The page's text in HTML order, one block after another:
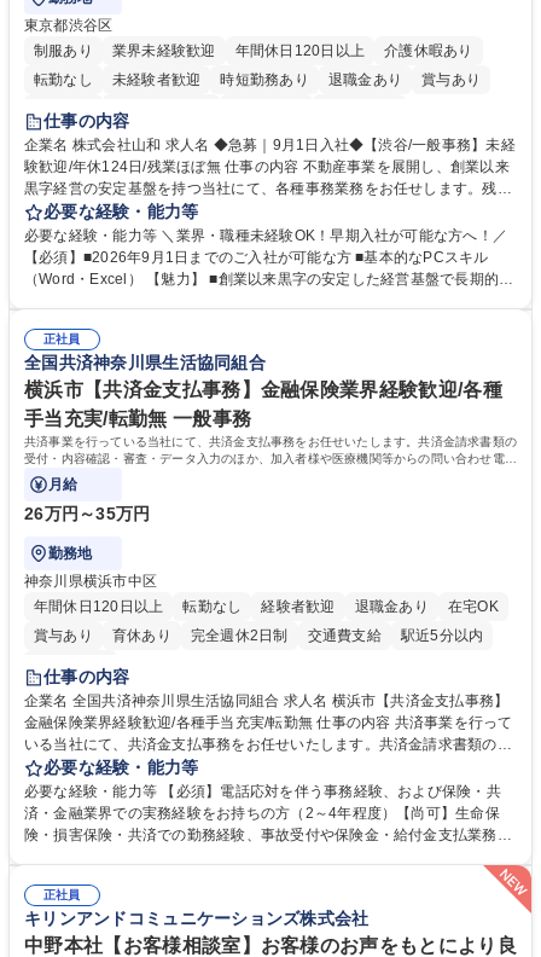
東京都渋谷区
制服あり
業界未経験歓迎 年間休日120日以上
介護休暇あり
転勤なし
未経験者歓迎 時短勤務あり 退職金あり
賞与あり
育休あり
完全週休2日制
仕事の内容
企業名 株式会社山和 求人名 ◆急募｜9月1日入社◆【渋谷/一般事務】未経
験歓迎/年休124日/残業ほぼ無 仕事の内容 不動産事業を展開し、創業以来
黒字経営の安定基盤を持つ当社にて、各種事務業務をお任せします。残業
がほぼ発生せず、連続した日程の有給取得が可能なため、WLBを整えたい
方にお勧めの環境です！ 入社後はOJTを通じて丁寧に研修を行いますの
で、事務未経験の方でも安心して臨むことができます。 【業務詳細】■電
話・来客対応 ■物件の鍵や社内の備品管理 ■データ入力や書類作成 ■契約
必要な経験・能力等
必要な経験・能力等 ＼業界・職種未経験OK！早期入社が可能な方へ！／
【必須】■2026年9月1日までのご入社が可能な方 ■基本的なPCスキル
（Word・Excel） 【魅力】 ■創業以来黒字の安定した経営基盤で長期的に
のOJTで業務を習得可能、未経験でもしっかりサポート 学歴・資格 学
歴：大学院 大学 高専 短大 語学力： 資格：
正社員
全国共済神奈川県生活協同組合
横浜市【共済金支払事務】金融保険業界経験歓迎/各種
手当充実/転勤無 一般事務
共済事業を行っている当社にて、共済金支払事務をお任せいたします。共済金請求書類の
受付・内容確認・審査・データ入力のほか、加入者様や医療機関等からの問い合わせ電話
対応や書類発送等を担当します。
月給
26万円～35万円
勤務地
神奈川県横浜市中区
年間休日120日以上
転勤なし 経験者歓迎 退職金あり
在宅OK
賞与あり
育休あり 完全週休2日制 交通費支給
駅近5分以内
土日祝休み
仕事の内容
企業名 全国共済神奈川県生活協同組合 求人名 横浜市【共済金支払事務】
金融保険業界経験歓迎/各種手当充実/転勤無 仕事の内容 共済事業を行って
いる当社にて、共済金支払事務をお任せいたします。共済金請求書類の受
付・内容確認・審査・データ入力のほか、加入者様や医療機関等からの問
い合わせ電話対応や書類発送等を担当します。 ■共済金請求書類の受付、
内容確認、および共済金支払に関する審査・事務処理業務全般を担当 ■専
用システムへのデータ入力、各種必要書類の作成・発送作業 ■加入者様や
調査の対応および業務プロセスの改善活動 【業務内容の変更範囲】当社の
指定する業務 募集職種 横浜市【共済金支払事務】金融保険業界経験歓迎/
各種手当充実/転勤無
必要な経験・能力等
必要な経験・能力等 【必須】電話応対を伴う事務経験、および保険・共
済・金融業界での実務経験をお持ちの方（2～4年程度）【尚可】生命保
険・損害保険・共済での勤務経験、事故受付や保険金・給付金支払業務経
■チームワークを大切にし、素直に学べる方★外勤の保険営業から内勤事
務へのキャリアチェンジ希望者も大歓迎です！ 学歴・資格 学歴：大学院
大学 高専 短大 専修学校 高校 語学力： 資格：
正社員
キリンアンドコミュニケーションズ株式会社
中野本社【お客様相談室】お客様のお声をもとにより良